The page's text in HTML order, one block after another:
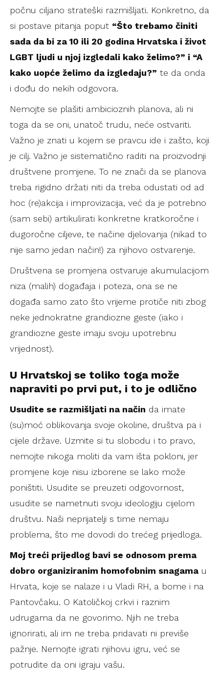
počnu ciljano strateški razmišljati. Konkretno, da
si postave pitanja poput “Što trebamo činiti
sada da bi za 10 ili 20 godina Hrvatska i život
LGBT ljudi u njoj izgledali kako želimo?” i “A
kako uopće želimo da izgledaju?” te da onda
i dođu do nekih odgovora.
Nemojte se plašiti ambicioznih planova, ali ni
toga da se oni, unatoč trudu, neće ostvariti.
Važno je znati u kojem se pravcu ide i zašto, koji
je cilj. Važno je sistematično raditi na proizvodnji
društvene promjene. To ne znači da se planova
treba rigidno držati niti da treba odustati od ad
hoc (re)akcija i improvizacija, već da je potrebno
(sam sebi) artikulirati konkretne kratkoročne i
dugoročne ciljeve, te načine djelovanja (nikad to
nije samo jedan način!) za njihovo ostvarenje.
Društvena se promjena ostvaruje akumulacijom
niza (malih) događaja i poteza, ona se ne
događa samo zato što vrijeme protiče niti zbog
neke jednokratne grandiozne geste (iako i
grandiozne geste imaju svoju upotrebnu
vrijednost).
U Hrvatskoj se toliko toga može
napraviti po prvi put, i to je odlično
Usudite se razmišljati na način da imate
(su)moć oblikovanja svoje okoline, društva pa i
cijele države. Uzmite si tu slobodu i to pravo,
nemojte nikoga moliti da vam išta pokloni, jer
promjene koje nisu izborene se lako može
poništiti. Usudite se preuzeti odgovornost,
usudite se nametnuti svoju ideologiju cijelom
društvu. Naši neprijatelji s time nemaju
problema, što me dovodi do trećeg prijedloga.
Moj treći prijedlog bavi se odnosom prema
dobro organiziranim homofobnim snagama u
Hrvata, koje se nalaze i u Vladi RH, a bome i na
Pantovčaku. O Katoličkoj crkvi i raznim
udrugama da ne govorimo. Njih ne treba
ignorirati, ali im ne treba pridavati ni previše
pažnje. Nemojte igrati njihovu igru, već se
potrudite da oni igraju vašu.